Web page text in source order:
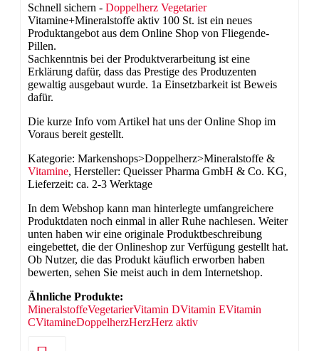
Schnell sichern - Doppelherz Vegetarier
Vitamine+Mineralstoffe aktiv 100 St. ist ein neues
Produktangebot aus dem Online Shop von Fliegende-
Pillen.
Sachkenntnis bei der Produktverarbeitung ist eine
Erklärung dafür, dass das Prestige des Produzenten
gewaltig ausgebaut wurde. 1a Einsetzbarkeit ist Beweis
dafür.
Die kurze Info vom Artikel hat uns der Online Shop im
Voraus bereit gestellt.
Kategorie: Markenshops>Doppelherz>Mineralstoffe &
Vitamine, Hersteller: Queisser Pharma GmbH & Co. KG,
Lieferzeit: ca. 2-3 Werktage
In dem Webshop kann man hinterlegte umfangreichere
Produktdaten noch einmal in aller Ruhe nachlesen. Weiter
unten haben wir eine originale Produktbeschreibung
eingebettet, die der Onlineshop zur Verfügung gestellt hat.
Ob Nutzer, die das Produkt käuflich erworben haben
bewerten, sehen Sie meist auch in dem Internetshop.
Ähnliche Produkte:
MineralstoffeVegetarierVitamin DVitamin EVitamin
CVitamineDoppelherzHerzHerz aktiv